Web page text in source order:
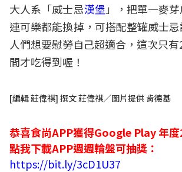
大人系「威士忌漢堡 」，把單一麥
連可樂都能換掉，可搭配整罐威士
人們想要慰勞自己超適合，這次只
間才吃得到喔！
[編輯 莊偉祺] 撰文 莊偉祺／圖片提供 肯德基
恭喜食尚APP獲得Google Play 年
點我下載APP週週輪盤可抽獎：
https://bit.ly/3cD1U37